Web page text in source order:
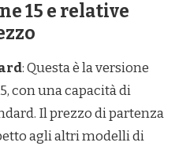
15 e relative
: Questa è la versione
con una capacità di
Il prezzo di partenza
agli altri modelli di